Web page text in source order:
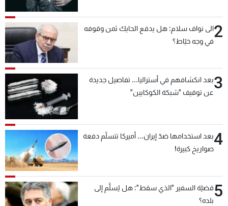
2الى نواف سلام: هل يدفع الحايك ثمن وقوفه
في وجه خيّاط؟
3بعد انكشافهم في أستراليا... تفاصيل جديدة
عن توقيف "شبكة الكوكايين"
4بعد استخدامها ضدّ إيران... أميركا تتسلّم دفعة
صواريخ كبيرة!
5قضيّة السفير "الذي سقط": هل يُسلَّم إلى
بلده؟